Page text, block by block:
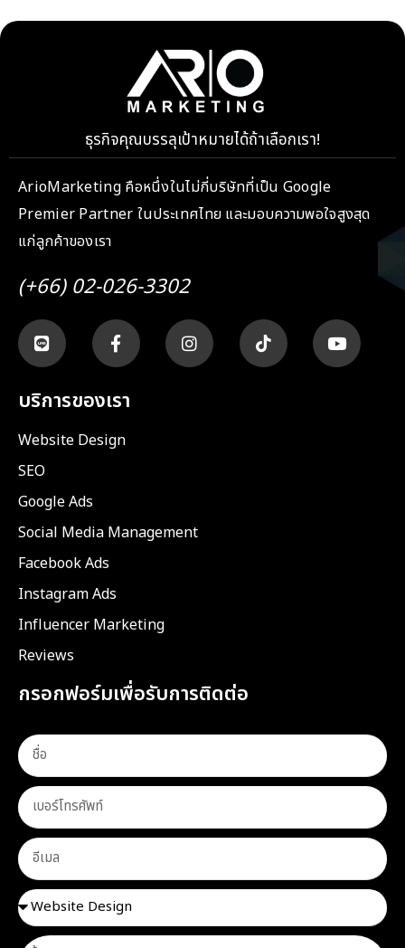
ธุรกิจคุณบรรลุเป้าหมายได้ถ้าเลือกเรา!
ArioMarketing คือหนึ่งในไม่กี่บริษัทที่เป็น Google
Premier Partner ในประเทศไทย และมอบความพอใจสูงสุด
แก่ลูกค้าของเรา
(+66) 02-026-3302
บริการของเรา
Website Design
SEO
Google Ads
Social Media Management
Facebook Ads
Instagram Ads
Influencer Marketing
Reviews
กรอกฟอร์มเพื่อรับการติดต่อ